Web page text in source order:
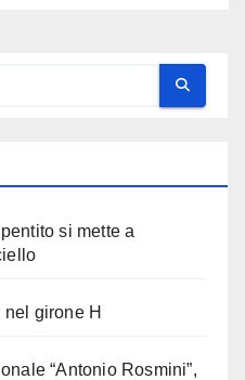
si mette a
girone H
“Antonio Rosmini”,